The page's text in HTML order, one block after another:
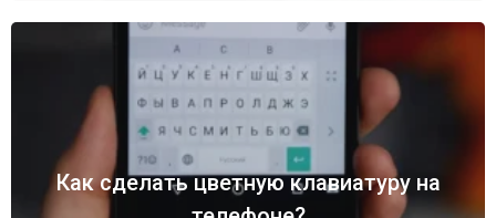
Как сделать цветную клавиатуру на